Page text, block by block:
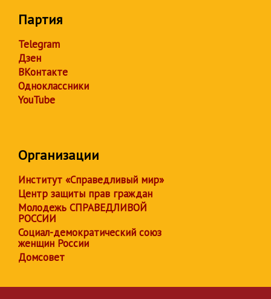
Партия
Telegram
Дзен
ВКонтакте
Одноклассники
YouTube
Организации
Институт «Справедливый мир»
Центр защиты прав граждан
Молодежь СПРАВЕДЛИВОЙ
РОССИИ
Социал-демократический союз
женщин России
Домсовет